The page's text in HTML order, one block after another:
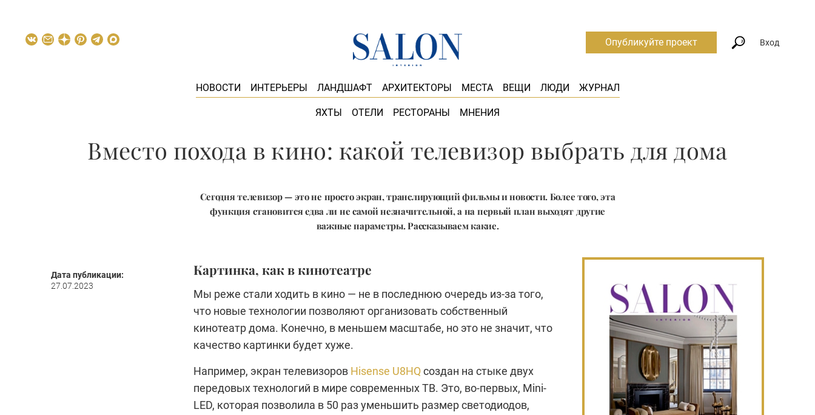
НОВОСТИ ИНТЕРЬЕРЫ ЛАНДШАФТ АРХИТЕКТОРЫ МЕСТА ВЕЩИ ЛЮДИ ЖУРНАЛ
ЯХТЫ ОТЕЛИ РЕСТОРАНЫ МНЕНИЯ
Опубликуйте проект Вход
Вместо похода в кино: какой телевизор выбрать для дома
Сегодня телевизор — это не просто экран, транслирующий фильмы и новости. Более того, эта
функция становится едва ли не самой незначительной, а на первый план выходят другие
важные параметры. Рассказываем какие.
Дата публикации:
27.07.2023
Картинка, как в кинотеатре
Мы реже стали ходить в кино — не в последнюю очередь из-за того,
что новые технологии позволяют организовать собственный
кинотеатр дома. Конечно, в меньшем масштабе, но это не значит, что
качество картинки будет хуже.
Например, экран телевизоров Hisense U8HQсоздан на стыке двух
передовых технологий в мире современных ТВ. Это, во-первых, Mini-
LED, которая позволила в 50 раз уменьшить размер светодиодов,